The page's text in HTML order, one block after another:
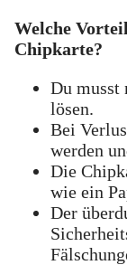
Welche
Chipkarte?
Du musst
lösen.
Bei
werden
Die
wie ein
Der